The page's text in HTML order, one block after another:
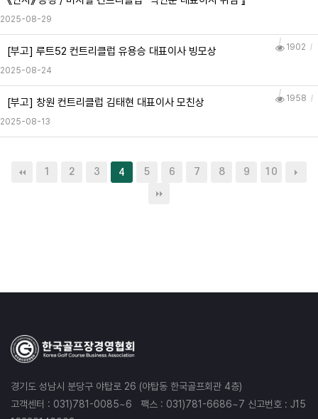
2025-08-29
[부고] 루트52 컨트리클럽 유용승 대표이사 빙모상
2025-08-24
1902
[부고] 창원 컨트리클럽 김태현 대표이사 모친상
2025-08-13
1958
1 2 3 4 5 6 7 8 9 10
경기도 성남시 분당구 야탑로 26 (야탑동 한국골프회관 4층)
고객센터 : 031)781-0085~6 팩스 : 031)781-6686~7 신고번호 : J15